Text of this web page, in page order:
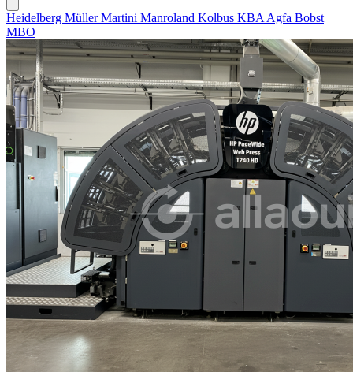
Heidelberg Müller Martini Manroland Kolbus KBA Agfa Bobst
MBO